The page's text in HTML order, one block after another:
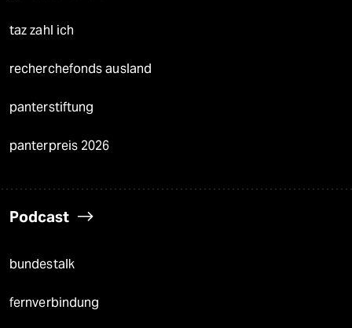
taz zahl ich
recherchefonds ausland
panterstiftung
panterpreis 2026
Podcast
bundestalk
fernverbindung